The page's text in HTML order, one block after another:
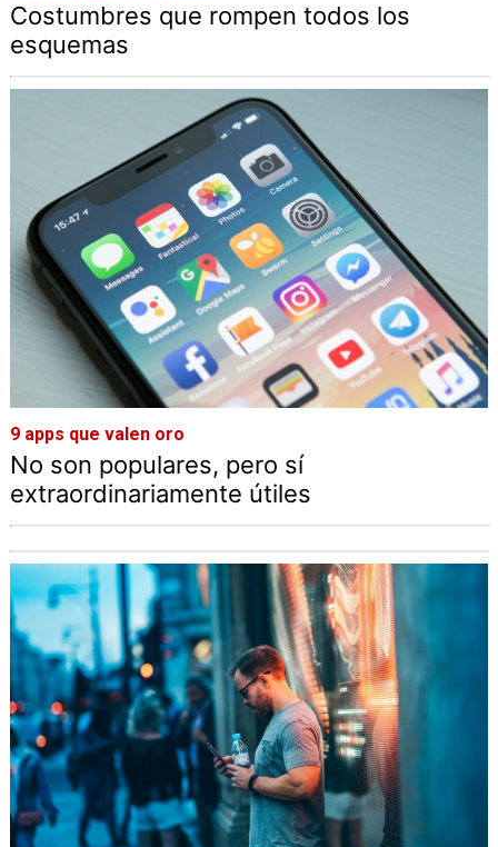
Costumbres que rompen todos los
esquemas
9 apps que valen oro
No son populares, pero sí
extraordinariamente útiles